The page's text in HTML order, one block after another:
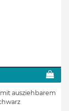
mit ausziehbarem